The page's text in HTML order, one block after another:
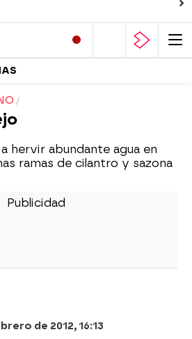
hervir abundante agua en
ramas de cilantro y sazona
de 2012, 16:13